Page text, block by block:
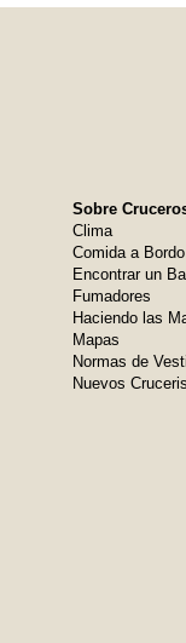
Sobre
Clima
Comida a Bordo
Encontrar un
Fumadores
Haciendo las
Mapas
Normas de
Nuevos